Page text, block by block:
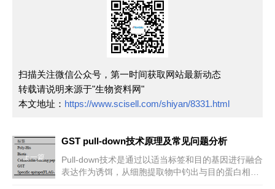
扫描关注微信公众号，第一时间获取网站最新动态
转载请说明来源于"生物资料网"
本文地址： https://www.scisell.com/shiyan/8331.html
上一篇
GST pull-down技术原理及常见问题分析
Pull-down技术是通过以适当标签和目的基因进行融合
表达作为诱饵，从细胞提取物中钓出与目的蛋白相互